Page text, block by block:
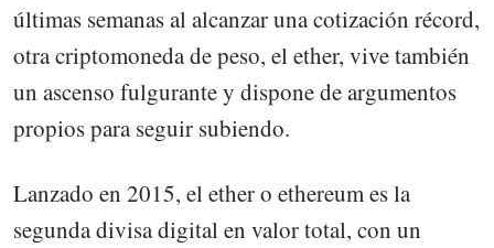
últimas semanas al alcanzar una cotización récord,
otra criptomoneda de peso, el ether, vive también
un ascenso fulgurante y dispone de argumentos
propios para seguir subiendo.
Lanzado en 2015, el ether o ethereum es la
segunda divisa digital en valor total, con un